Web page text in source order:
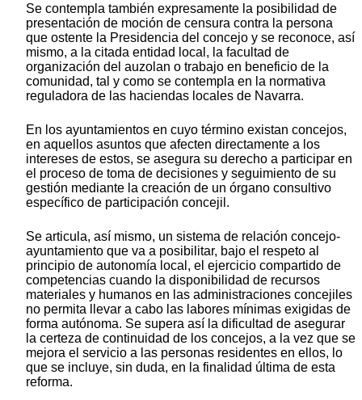
Se contempla también expresamente la posibilidad de
presentación de moción de censura contra la persona
que ostente la Presidencia del concejo y se reconoce, así
mismo, a la citada entidad local, la facultad de
organización del auzolan o trabajo en beneficio de la
comunidad, tal y como se contempla en la normativa
reguladora de las haciendas locales de Navarra.
En los ayuntamientos en cuyo término existan concejos,
en aquellos asuntos que afecten directamente a los
intereses de estos, se asegura su derecho a participar en
el proceso de toma de decisiones y seguimiento de su
gestión mediante la creación de un órgano consultivo
específico de participación concejil.
Se articula, así mismo, un sistema de relación concejo-
ayuntamiento que va a posibilitar, bajo el respeto al
principio de autonomía local, el ejercicio compartido de
competencias cuando la disponibilidad de recursos
materiales y humanos en las administraciones concejiles
no permita llevar a cabo las labores mínimas exigidas de
forma autónoma. Se supera así la dificultad de asegurar
la certeza de continuidad de los concejos, a la vez que se
mejora el servicio a las personas residentes en ellos, lo
que se incluye, sin duda, en la finalidad última de esta
reforma.